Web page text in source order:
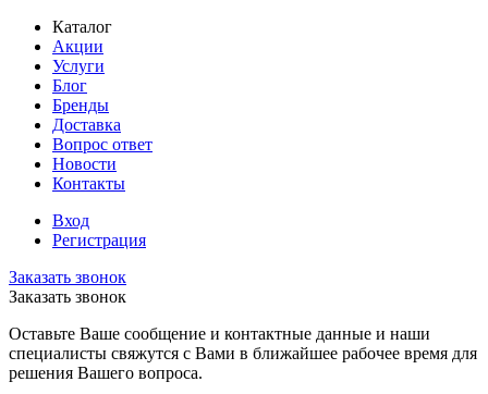
Каталог
Акции
Услуги
Блог
Бренды
Доставка
Вопрос ответ
Новости
Контакты
Вход
Регистрация
Заказать звонок
Заказать звонок
Оставьте Ваше сообщение и контактные данные и наши
специалисты свяжутся с Вами в ближайшее рабочее время для
решения Вашего вопроса.